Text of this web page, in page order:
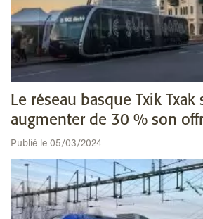
Le réseau basque Txik Txak
augmenter de 30 % son
Publié le 05/03/2024